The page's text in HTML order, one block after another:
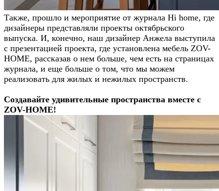
Также, прошло и мероприятие от журнала Hi home, где
дизайнеры представляли проекты октябрьского
выпуска. И, конечно, наш дизайнер Анжела выступила
с презентацией проекта, где установлена мебель ZOV-
HOME, рассказав о нем больше, чем есть на страницах
журнала, и еще больше о том, что мы можем
реализовать для жилых и нежилых пространств.
Создавайте удивительные пространства вместе с
ZOV-HOME!